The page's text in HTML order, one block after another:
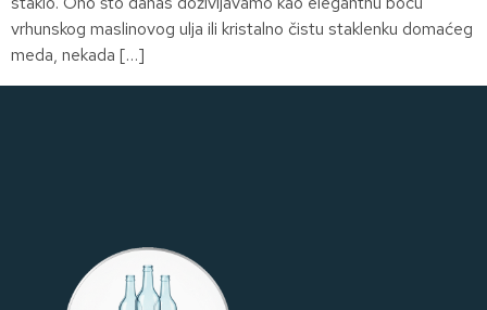
vrhunskog maslinovog ulja ili kristalno čistu staklenku domaćeg
meda, nekada […]